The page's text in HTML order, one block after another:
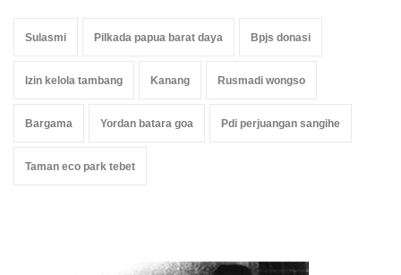
Sulasmi Pilkada papua barat daya Bpjs donasi
Izin kelola tambang Kanang Rusmadi wongso
Bargama Yordan batara goa Pdi perjuangan sangihe
Taman eco park tebet